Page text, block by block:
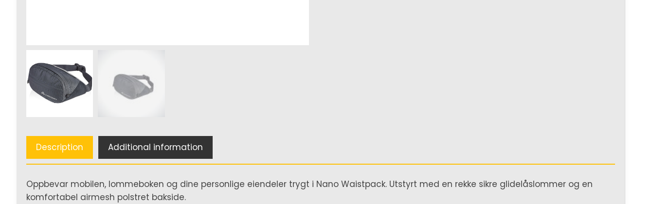
Description Additional information
Oppbevar mobilen, lommeboken og dine personlige eiendeler trygt i Nano Waistpack. Utstyrt med en rekke sikre glidelåslommer og en
komfortabel airmesh polstret bakside.